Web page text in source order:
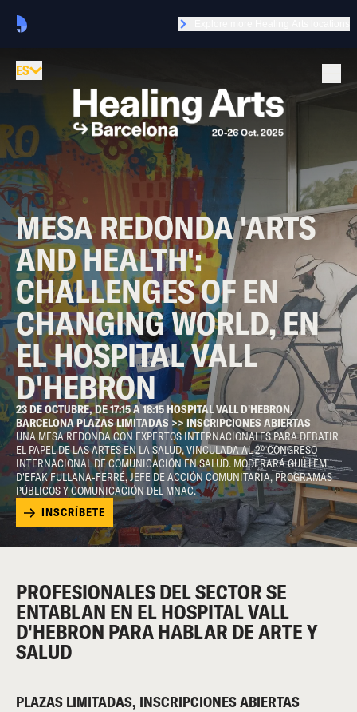
ES
MESA REDONDA 'ARTS
AND HEALTH':
CHALLENGES OF EN
CHANGING WORLD, EN
EL HOSPITAL VALL
D'HEBRON
23 DE OCTUBRE, DE 17:15 A 18:15 HOSPITAL VALL D'HEBRON,
BARCELONA PLAZAS LIMITADAS >> INSCRIPCIONES ABIERTAS
UNA MESA REDONDA CON EXPERTOS INTERNACIONALES PARA DEBATIR
EL PAPEL DE LAS ARTES EN LA SALUD, VINCULADA AL 2º CONGRESO
INTERNACIONAL DE COMUNICACIÓN EN SALUD. MODERARÁ GUILLEM
D'EFAK FULLANA-FERRÉ, JEFE DE ACCIÓN COMUNITARIA, PROGRAMAS
PÚBLICOS Y COMUNICACIÓN DEL MNAC.
INSCRÍBETE
PROFESIONALES DEL SECTOR SE
ENTABLAN EN EL HOSPITAL VALL
D'HEBRON PARA HABLAR DE ARTE Y
SALUD
PLAZAS LIMITADAS, INSCRIPCIONES ABIERTAS